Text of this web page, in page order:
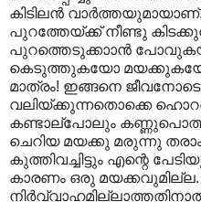
കിടിലൻ വാർത്തയുമായാണ്.
പുറത്തേയ്ക്ക് നീണ്ടു
പുറത്തെടുക്കാ‍ാൻ
കെടുത്തുകയോ മയക്കുകയോ
മാത്രം! ഇങ്ങനെ
വലിയ്ക്കുന്നതൊക്കെ
കണ്ടാല്പോലും
ചെറിയ മയക്കു മരുന്നു
കുത്തിവച്ചിട്ടും എന്റെ
കാരണം ഒരു മയക്കവുമില്ല.